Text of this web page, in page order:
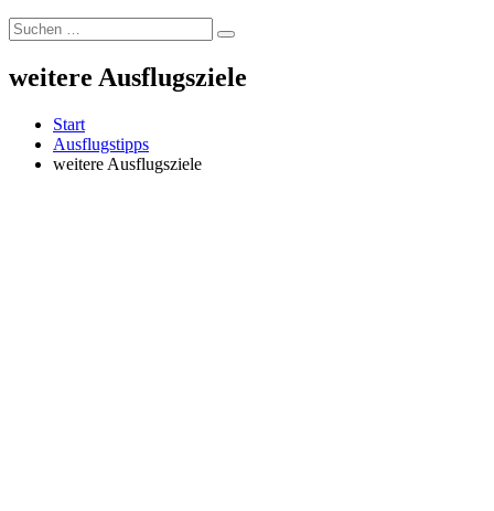
Suchen
nach:
Suchen
weitere Ausflugsziele
Start
Ausflugstipps
weitere Ausflugsziele